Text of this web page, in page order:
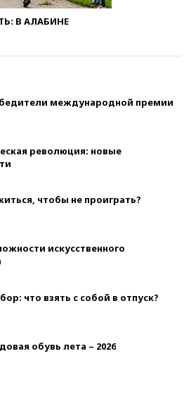
В АЛАБИНЕ
международной премии
революция: новые
чтобы не проиграть?
искусственного
что взять с собой в отпуск?
обувь лета – 2026